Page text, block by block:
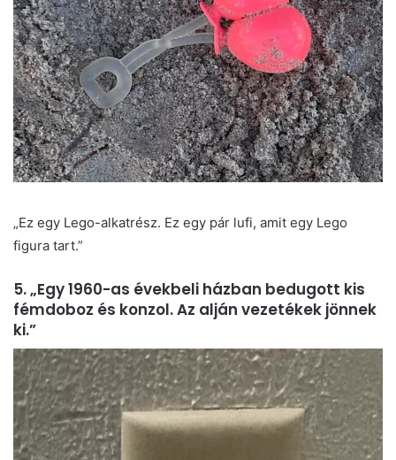
„Ez egy Lego-alkatrész. Ez egy pár lufi, amit egy Lego
figura tart.”
5. „Egy 1960-as évekbeli házban bedugott kis
fémdoboz és konzol. Az alján vezetékek jönnek
ki.”